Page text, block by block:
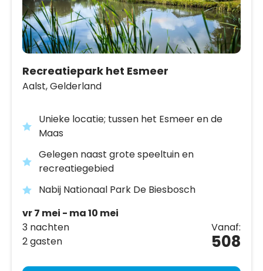
Recreatiepark het Esmeer
Aalst,Gelderland
Unieke locatie; tussen het Esmeer en de
Maas
Gelegen naast grote speeltuin en
recreatiegebied
Nabij Nationaal Park De Biesbosch
vr 7 mei - ma 10 mei
3 nachten
2 gasten
Vanaf:
508